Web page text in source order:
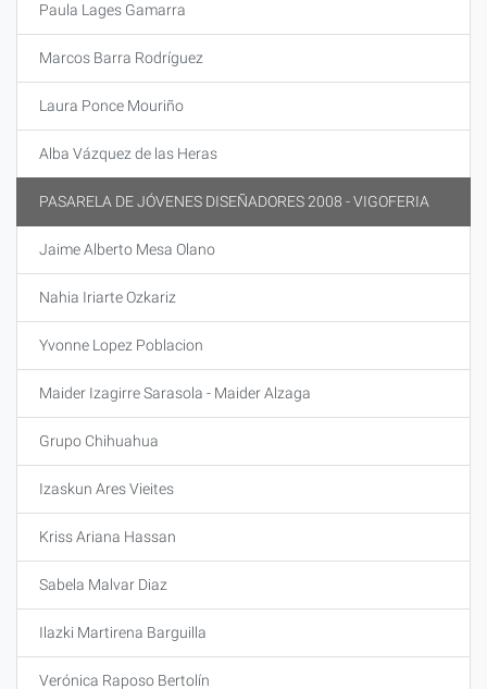
Paula Lages Gamarra
Marcos Barra Rodríguez
Laura Ponce Mouriño
Alba Vázquez de las Heras
PASARELA DE JÓVENES DISEÑADORES 2008 - VIGOFERIA
Jaime Alberto Mesa Olano
Nahia Iriarte Ozkariz
Yvonne Lopez Poblacion
Maider Izagirre Sarasola - Maider Alzaga
Grupo Chihuahua
Izaskun Ares Vieites
Kriss Ariana Hassan
Sabela Malvar Diaz
Ilazki Martirena Barguilla
Verónica Raposo Bertolín